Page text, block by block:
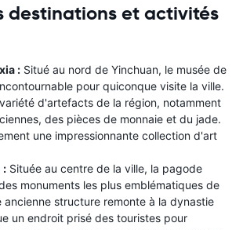
destinations et activités
: Situé au nord de Yinchuan, le musée de
pour quiconque visite la ville.
d'artefacts de la région, notamment
des pièces de monnaie et du jade.
une impressionnante collection d'art
: Située au centre de la ville, la pagode
monuments les plus emblématiques de
ancienne structure remonte à la dynastie
un endroit prisé des touristes pour